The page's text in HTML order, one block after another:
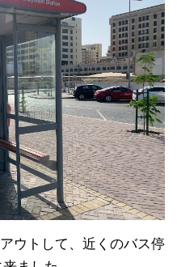
ウトして、近くのバス停